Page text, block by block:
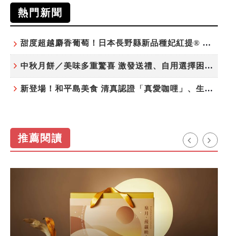
熱門新聞
甜度超越麝香葡萄！日本長野縣新品種妃紅提® 微風超市限期販售
中秋月餅／美味多重驚喜 激發送禮、自用選擇困難症
新登場！和平島美食 清真認證「真愛咖哩」、生態飲食「禾口丘」
推薦閱讀